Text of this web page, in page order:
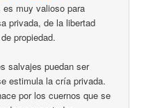
muy valioso para
privada, de la libertad
propiedad.
salvajes puedan ser
estimula la cría privada.
por los cuernos que se